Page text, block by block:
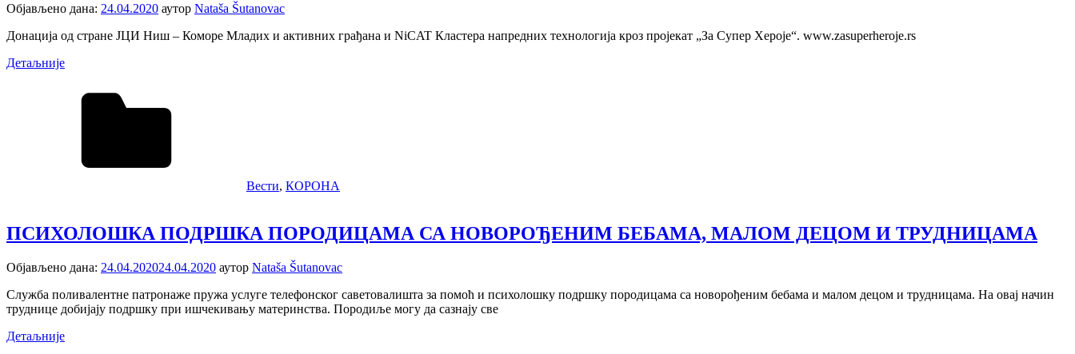
Објављено дана: 24.04.2020 аутор Nataša Šutanovac
Донација од стране ЈЦИ Ниш – Коморе Младих и активних грађана и NiCAT Кластера напредних технологија кроз пројекат „За Супер Хероје“. www.zasuperheroje.rs
Детаљније
Вести, КОРОНА
ПСИХОЛОШКА ПОДРШКА ПОРОДИЦАМА СА НОВОРОЂЕНИМ БЕБАМА, МАЛОМ ДЕЦОМ И ТРУДНИЦАМА
Објављено дана: 24.04.202024.04.2020 аутор Nataša Šutanovac
Служба поливалентне патронаже пружа услуге телефонског саветовалишта за помоћ и психолошку подршку породицама са новорођеним бебама и малом децом и трудницама. На овај начин
труднице добијају подршку при ишчекивању материнства. Породиље могу да сазнају све
Детаљније